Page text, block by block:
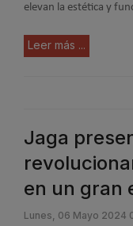
elevan la estética y
Leer más ...
Jaga
en un gran
Lunes, 06 Mayo 2024